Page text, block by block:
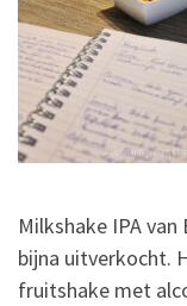
Milkshake IPA
bijna uitverkocht.
fruitshake met